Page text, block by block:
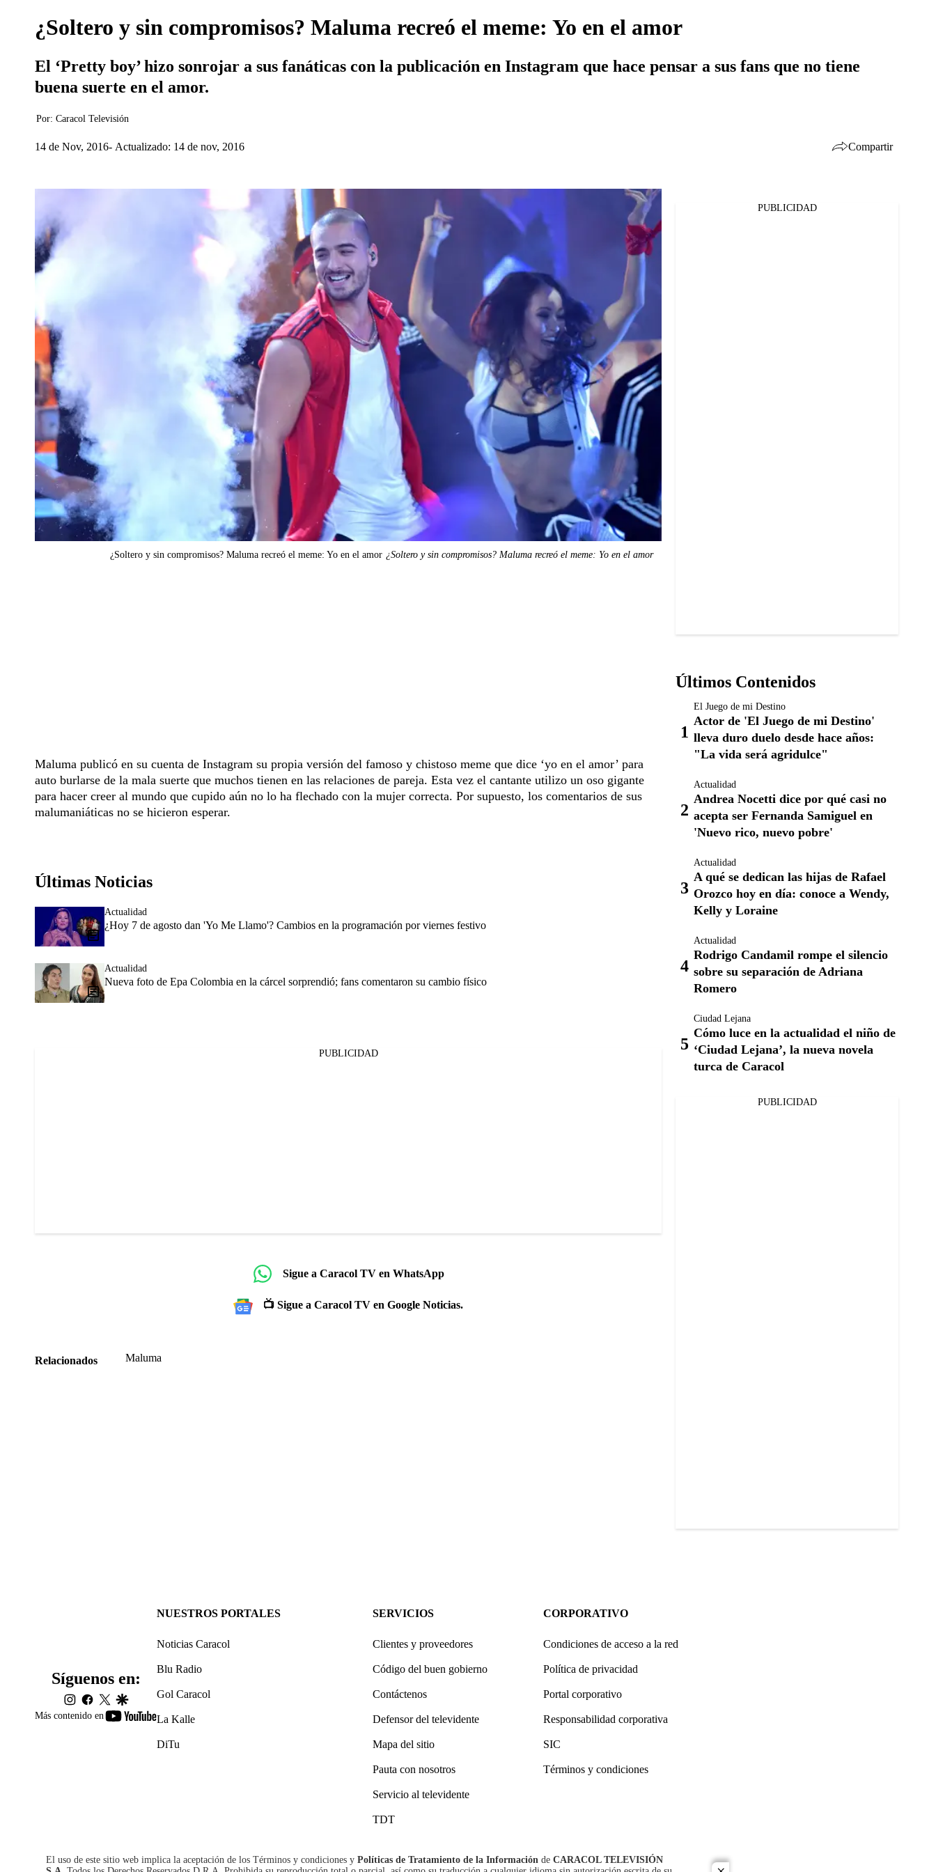
¿Soltero y sin compromisos? Maluma recreó el meme: Yo en el amor
El ‘Pretty boy’ hizo sonrojar a sus fanáticas con la publicación en Instagram que hace pensar a sus fans que no tiene
buena suerte en el amor.
Por: Caracol Televisión
14 de Nov, 2016 Actualizado: 14 de nov, 2016 Compartir
Twitter
¿Soltero y sin compromisos? Maluma recreó el meme: Yo en el amor ¿Soltero y sin compromisos? Maluma recreó el meme: Yo en el amor
Maluma publicó en su cuenta de Instagram su propia versión del famoso y chistoso meme que dice ‘yo en el amor’ para
auto burlarse de la mala suerte que muchos tienen en las relaciones de pareja. Esta vez el cantante utilizo un oso gigante
para hacer creer al mundo que cupido aún no lo ha flechado con la mujer correcta. Por supuesto, los comentarios de sus
malumaniáticas no se hicieron esperar.
Últimas Noticias
Actualidad
¿Hoy 7 de agosto dan 'Yo Me Llamo'? Cambios en la programación por viernes festivo
Actualidad
Nueva foto de Epa Colombia en la cárcel sorprendió; fans comentaron su cambio físico
PUBLICIDAD
Sigue a Caracol TV en WhatsApp
📺 Sigue a Caracol TV en Google Noticias.
Relacionados Maluma
PUBLICIDAD
Últimos Contenidos
El Juego de mi Destino
Actor de 'El Juego de mi Destino'
lleva duro duelo desde hace años:
"La vida será agridulce"
Actualidad
Andrea Nocetti dice por qué casi no
acepta ser Fernanda Samiguel en
'Nuevo rico, nuevo pobre'
Actualidad
A qué se dedican las hijas de Rafael
Orozco hoy en día: conoce a Wendy,
Kelly y Loraine
Actualidad
Rodrigo Candamil rompe el silencio
sobre su separación de Adriana
Romero
Ciudad Lejana
Cómo luce en la actualidad el niño de
‘Ciudad Lejana’, la nueva novela
turca de Caracol
PUBLICIDAD
Más contenido en
youtube-
Síguenos en:
instagram
facebook
twittergoogle
NUESTROS PORTALES
Noticias Caracol
Blu Radio
Gol Caracol
La Kalle
DiTu
SERVICIOS
Clientes y proveedores
Código del buen gobierno
Contáctenos
Defensor del televidente
Mapa del sitio
Pauta con nosotros
Servicio al televidente
TDT
CORPORATIVO
Condiciones de acceso a la red
Política de privacidad
Portal corporativo
Responsabilidad corporativa
SIC
Términos y condiciones
El uso de este sitio web implica la aceptación de los Términos y condiciones y Políticas de Tratamiento de la Información de CARACOL TELEVISIÓN